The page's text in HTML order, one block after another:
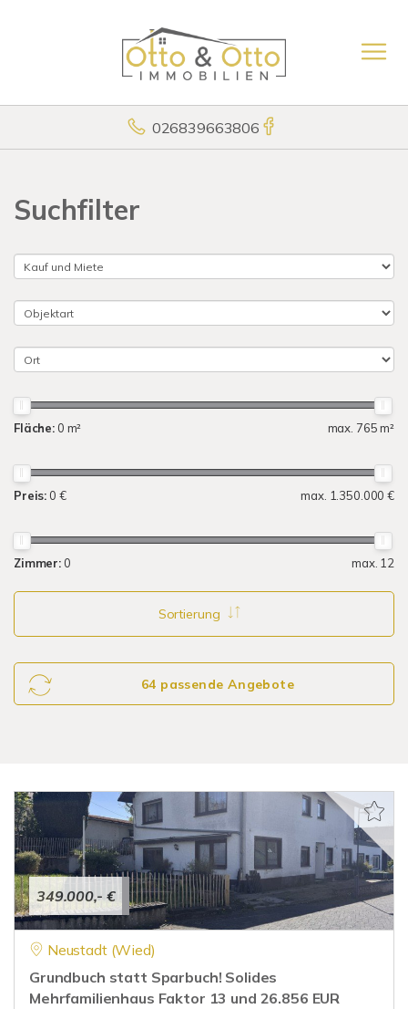
026839663806
Suchfilter
Fläche: 0 m² max. 765 m²
Preis: 0 € max. 1.350.000 €
Zimmer: 0 max. 12
Sortierung
64 passende Angebote
349.000,- €
Neustadt (Wied)
Grundbuch statt Sparbuch! Solides
Mehrfamilienhaus Faktor 13 und 26.856 EUR